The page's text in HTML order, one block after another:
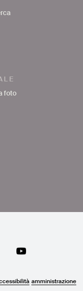
foto
amministrazione